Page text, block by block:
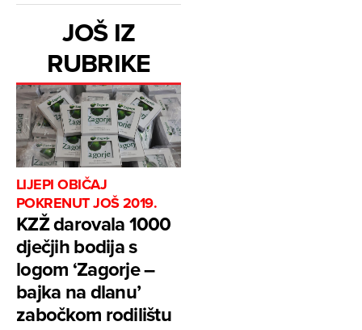
JOŠ IZ
RUBRIKE
LIJEPI OBIČAJ
POKRENUT JOŠ 2019.
KZŽ darovala 1000
dječjih bodija s
logom ‘Zagorje –
bajka na dlanu’
zabočkom rodilištu